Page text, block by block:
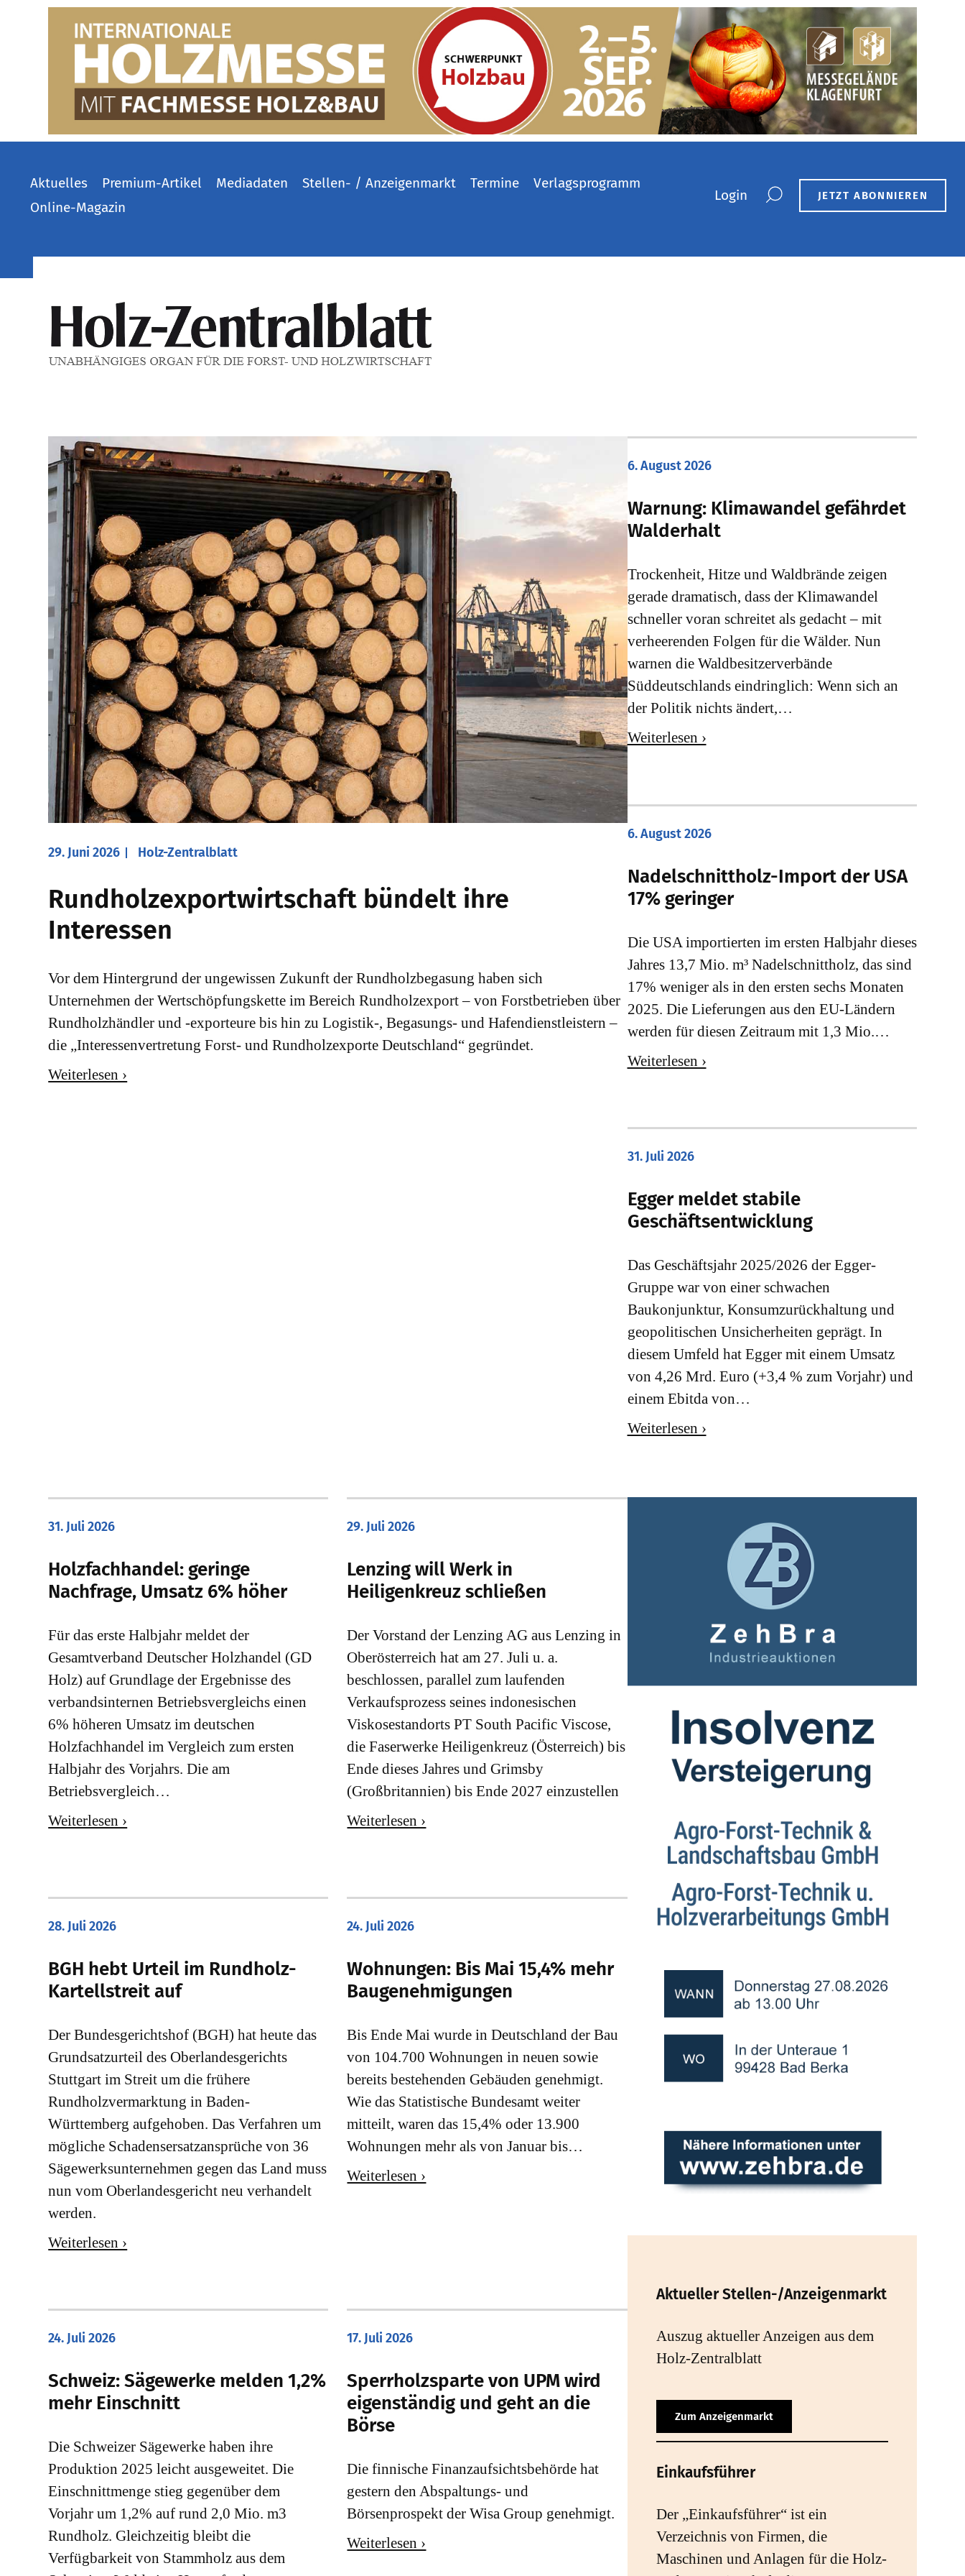
Aktuelles Premium-Artikel Mediadaten Stellen- / Anzeigenmarkt Termine
Verlagsprogramm
Online-Magazin
Login JETZT ABONNIEREN
29. Juni 2026 Holz-Zentralblatt
Rundholzexportwirtschaft bündelt ihre
Interessen
Vor dem Hintergrund der ungewissen Zukunft der Rundholzbegasung haben sich
Unternehmen der Wertschöpfungskette im Bereich Rundholzexport – von Forstbetrieben über
Rundholzhändler und -exporteure bis hin zu Logistik-, Begasungs- und Hafendienstleistern –
die „Interessenvertretung Forst- und Rundholzexporte Deutschland“ gegründet.
Weiterlesen ›
6. August 2026
Warnung: Klimawandel gefährdet
Walderhalt
Trockenheit, Hitze und Waldbrände zeigen
gerade dramatisch, dass der Klimawandel
schneller voran schreitet als gedacht – mit
verheerenden Folgen für die Wälder. Nun
warnen die Waldbesitzerverbände
Süddeutschlands eindringlich: Wenn sich an
der Politik nichts ändert,…
Weiterlesen ›
6. August 2026
Nadelschnittholz-Import der USA
17% geringer
Die USA importierten im ersten Halbjahr dieses
Jahres 13,7 Mio. m³ Nadelschnittholz, das sind
17% weniger als in den ersten sechs Monaten
2025. Die Lieferungen aus den EU-Ländern
werden für diesen Zeitraum mit 1,3 Mio.…
Weiterlesen ›
31. Juli 2026
Egger meldet stabile
Geschäftsentwicklung
Das Geschäftsjahr 2025/2026 der Egger-
Gruppe war von einer schwachen
Baukonjunktur, Konsumzurückhaltung und
geopolitischen Unsicherheiten geprägt. In
diesem Umfeld hat Egger mit einem Umsatz
von 4,26 Mrd. Euro (+3,4 % zum Vorjahr) und
einem Ebitda von…
Weiterlesen ›
31. Juli 2026
Holzfachhandel: geringe
Nachfrage, Umsatz 6% höher
Für das erste Halbjahr meldet der
Gesamtverband Deutscher Holzhandel (GD
Holz) auf Grundlage der Ergebnisse des
verbandsinternen Betriebsvergleichs einen
6% höheren Umsatz im deutschen
Holzfachhandel im Vergleich zum ersten
Halbjahr des Vorjahrs. Die am
Betriebsvergleich…
Weiterlesen ›
29. Juli 2026
Lenzing will Werk in
Heiligenkreuz schließen
Der Vorstand der Lenzing AG aus Lenzing in
Oberösterreich hat am 27. Juli u. a.
beschlossen, parallel zum laufenden
Verkaufsprozess seines indonesischen
Viskosestandorts PT South Pacific Viscose,
die Faserwerke Heiligenkreuz (Österreich) bis
Ende dieses Jahres und Grimsby
(Großbritannien) bis Ende 2027 einzustellen
Weiterlesen ›
28. Juli 2026
​BGH hebt Urteil im Rundholz-
Kartellstreit auf
Der Bundesgerichtshof (BGH) hat heute das
Grundsatzurteil des Oberlandesgerichts
Stuttgart im Streit um die frühere
Rundholzvermarktung in Baden-
Württemberg aufgehoben. Das Verfahren um
mögliche Schadensersatzansprüche von 36
Sägewerksunternehmen gegen das Land muss
nun vom Oberlandesgericht neu verhandelt
werden.
Weiterlesen ›
24. Juli 2026
Wohnungen: Bis Mai 15,4% mehr
Baugenehmigungen
Bis Ende Mai wurde in Deutschland der Bau
von 104.700 Wohnungen in neuen sowie
bereits bestehenden Gebäuden genehmigt.
Wie das Statistische Bundesamt weiter
mitteilt, waren das 15,4% oder 13.900
Wohnungen mehr als von Januar bis…
Weiterlesen ›
24. Juli 2026
Schweiz: Sägewerke melden 1,2%
mehr Einschnitt
Die Schweizer Sägewerke haben ihre
Produktion 2025 leicht ausgeweitet. Die
Einschnittmenge stieg gegenüber dem
Vorjahr um 1,2% auf rund 2,0 Mio. m3
Rundholz. Gleichzeitig bleibt die
Verfügbarkeit von Stammholz aus dem
17. Juli 2026
Sperrholzsparte von UPM wird
eigenständig und geht an die
Börse
Die finnische Finanzaufsichtsbehörde hat
gestern den Abspaltungs- und
Börsenprospekt der Wisa Group genehmigt.
Weiterlesen ›
Aktueller Stellen-/Anzeigenmarkt
Auszug aktueller Anzeigen aus dem
Holz-Zentralblatt
Zum Anzeigenmarkt
Einkaufsführer
Der „Einkaufsführer“ ist ein
Verzeichnis von Firmen, die
Maschinen und Anlagen für die Holz-